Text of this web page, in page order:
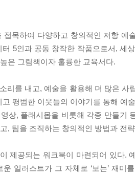
목하여 다양하고 창의적인 저항 예
5인과 공동 창작한 작품으로서, 세
은 그림책이자 훌륭한 교육서다.
리를 내고, 예술을 활용해 더 많은 사
평범한 이웃들의 이야기를 통해 예
상, 플래시몹을 비롯해 각종 만들기
, 팀을 조직하는 창의적인 방법과 전
제공되는 워크북이 마련되어 있다.
일러스트가 그 자체로 ‘보는’ 재미